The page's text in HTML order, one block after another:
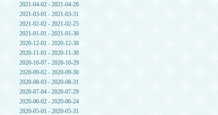
2021-04-02 - 2021-04-26
2021-03-01 - 2021-03-31
2021-02-02 - 2021-02-25
2021-01-01 - 2021-01-30
2020-12-01 - 2020-12-30
2020-11-01 - 2020-11-30
2020-10-07 - 2020-10-29
2020-09-02 - 2020-09-30
2020-08-03 - 2020-08-31
2020-07-04 - 2020-07-29
2020-06-02 - 2020-06-24
2020-05-01 - 2020-05-31